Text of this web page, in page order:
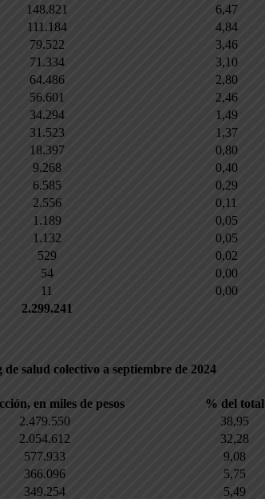
148.821
6,47
111.184
4,84
79.522
3,46
71.334
3,10
64.486
2,80
56.601
2,46
34.294
1,49
31.523
1,37
18.397
0,80
9.268
0,40
6.585
0,29
2.556
0,11
1.189
0,05
1.132
0,05
529
0,02
54
0,00
11
0,00
2.299.241
salud colectivo a septiembre de 2024
en miles de pesos
% del total
2.479.550
38,95
2.054.612
32,28
577.933
9,08
366.096
5,75
349.254
5,49